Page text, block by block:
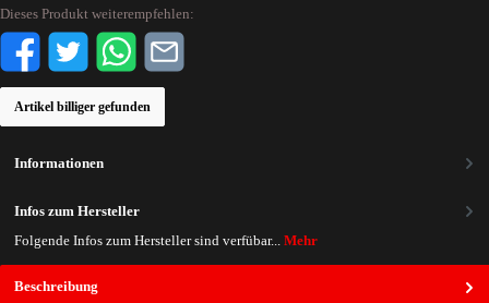
Dieses Produkt weiterempfehlen:
Artikel billiger gefunden
Beschreibung
Informationen
Infos zum Hersteller
Folgende Infos zum Hersteller sind verfübar... Mehr